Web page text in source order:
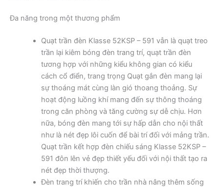
Đa năng trong một thương phẩm
Quạt trần đèn Klasse 52KSP – 591 vẫn là quạt treo
trần lại kiêm bóng đèn trang trí, quạt trần đèn
tương hợp với những kiểu không gian có kiểu
cách cổ điển, trang trọng Quạt gắn đèn mang lại
sự thoáng mát cùng làn gió thoang thoảng. Sự
hoạt động luồng khí mang đến sự thông thoáng
trong căn phòng và tăng cường sự dễ chịu. Hơn
nữa, bóng đèn mang tới sự hấp dẫn cho nội thất
như là nét đẹp lôi cuốn để bài trí đối với mảng trần.
Quạt trần kết hợp đèn chiếu sáng Klasse 52KSP –
591 đôn lên vẻ đẹp thiết yếu đối với nội thất tạo ra
nét đẹp thời thượng.
Đèn trang trí khiến cho trần nhà nâng thêm sống